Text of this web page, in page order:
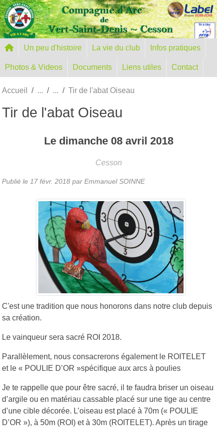
Un peu d'histoire La vie du club Infos pratiques
Photos & Videos Documents Liens utiles Contact
Accueil Tir de l'abat Oiseau
Tir de l'abat Oiseau
Le dimanche 08 avril 2018
Cesson
Publié le 17 févr. 2018 par Emmanuel SOINNE
C'est une tradition que nous honorons dans notre club depuis
sa création.
Le vainqueur sera sacré ROI 2018.
Parallèlement, nous consacrerons également le ROITELET
et le « POULIE D’OR »spécifique aux arcs à poulies
Je te rappelle que pour être sacré, il te faudra briser un oiseau
d’argile ou en matériau cassable placé sur une tige au centre
d’une cible décorée. L’oiseau est placé à 70m (« POULIE
D’OR »), à 50m (ROI) et à 30m (ROITELET). Après un tirage
Panneau de gestion des cookies